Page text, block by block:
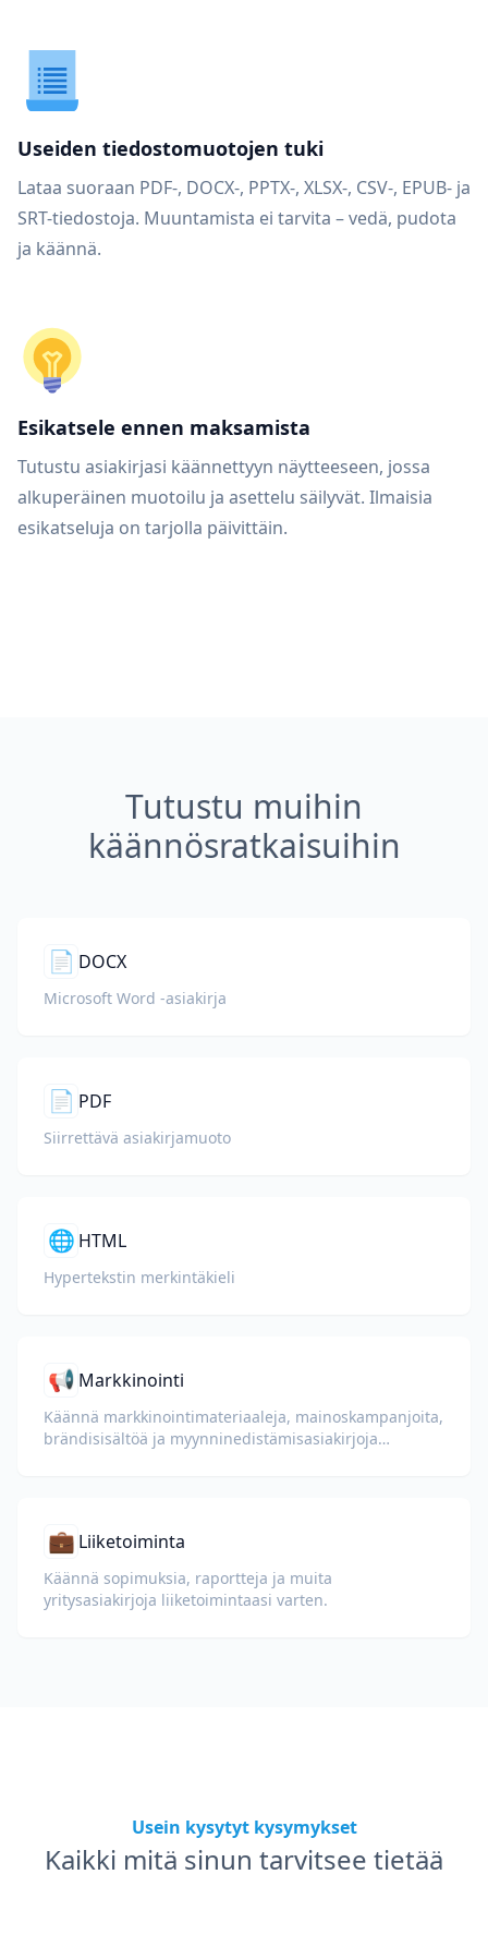
Useiden tiedostomuotojen tuki
Lataa suoraan PDF-, DOCX-, PPTX-, XLSX-, CSV-, EPUB- ja
SRT-tiedostoja. Muuntamista ei tarvita – vedä, pudota
ja käännä.
Esikatsele ennen maksamista
Tutustu asiakirjasi käännettyyn näytteeseen, jossa
alkuperäinen muotoilu ja asettelu säilyvät. Ilmaisia
esikatseluja on tarjolla päivittäin.
Tutustu muihin
käännösratkaisuihin
📄 DOCX
Microsoft Word -asiakirja
📄 PDF
Siirrettävä asiakirjamuoto
🌐 HTML
Hypertekstin merkintäkieli
📢 Markkinointi
Käännä markkinointimateriaaleja, mainoskampanjoita,
brändisisältöä ja myynninedistämisasiakirjoja
💼 Liiketoiminta
Käännä sopimuksia, raportteja ja muita
yritysasiakirjoja liiketoimintaasi varten.
Usein kysytyt kysymykset
Kaikki mitä sinun tarvitsee tietää